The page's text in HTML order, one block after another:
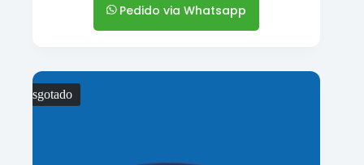
Pedido via Whatsapp
Esgotado